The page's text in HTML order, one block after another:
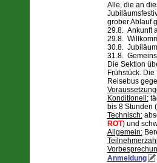
Alle, die an
grober Ablauf
29.8. Ankunft
29.8.
30.8.
31.8.
Die Sektion
Frühstück.
Reisebus
Konditionell:
bis 8 Stunden
Technisch:
ROT) und
Allgemein:
Anmeldung